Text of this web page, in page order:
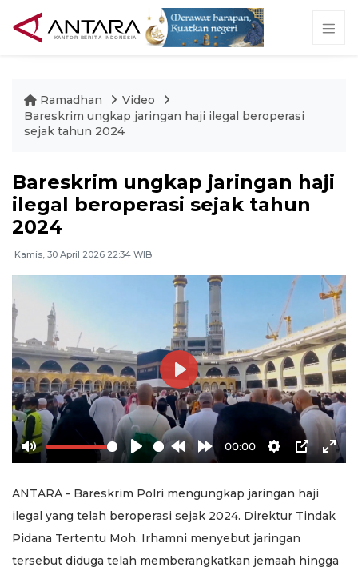
Ramadhan
Video
Bareskrim ungkap jaringan haji ilegal beroperasi
sejak tahun 2024
Bareskrim ungkap jaringan haji
ilegal beroperasi sejak tahun
2024
Kamis, 30 April 2026 22:34 WIB
Mute Play
RewindForward
10s
00:00
Settings
PIP
Play
ANTARA - Bareskrim Polri mengungkap jaringan haji
ilegal yang telah beroperasi sejak 2024. Direktur Tindak
Pidana Tertentu Moh. Irhamni menyebut jaringan
tersebut diduga telah memberangkatkan jemaah hingga